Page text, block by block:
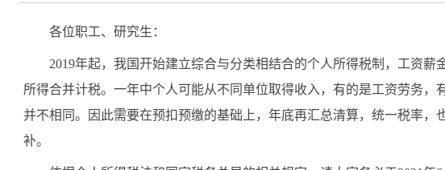
各位职工、研究生：
2019年起，我国开始建立综合与分类相结合的个人所得税制，工资薪
所得合并计税。一年中个人可能从不同单位取得收入，有的是工资劳务，
并不相同。因此需要在预扣预缴的基础上，年底再汇总清算，统一税率，
补。